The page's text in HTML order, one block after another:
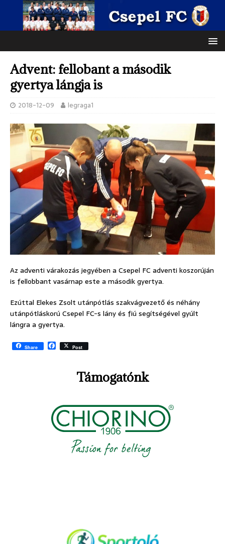
Advent: fellobant a második
gyertya lángja is
2018-12-09 legraga1
Az adventi várakozás jegyében a Csepel FC adventi koszorúján
is fellobbant vasárnap este a második gyertya.
Ezúttal Elekes Zsolt utánpótlás szakvágvezető és néhány
utánpótláskorú Csepel FC-s lány és fiú segítségével gyúlt
lángra a gyertya.
Share F
a
k
Post
Támogatónk